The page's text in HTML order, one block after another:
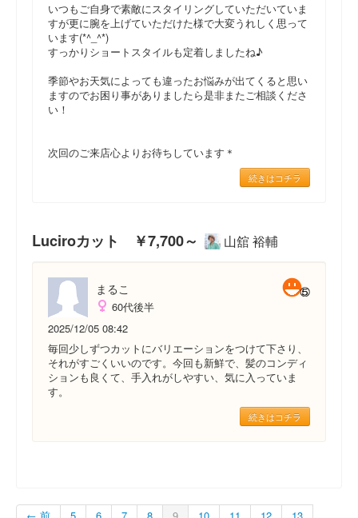
いつもご自身で素敵にスタイリングしていただいていま
すが更に腕を上げていただけた様で大変うれしく思って
います(*^_^*)
すっかりショートスタイルも定着しましたね♪
季節やお天気によっても違ったお悩みが出てくると思い
ますのでお困り事がありましたら是非またご相談くださ
い！
次回のご来店心よりお待ちしています＊
続きはコチラ
Luciroカット ￥7,700～ 山舘 裕輔
まるこ
60代後半
2025/12/05 08:42
毎回少しずつカットにバリエーションをつけて下さり、
それがすごくいいのです。今回も新鮮で、髪のコンディ
ションも良くて、手入れがしやすい、気に入っていま
す。
続きはコチラ